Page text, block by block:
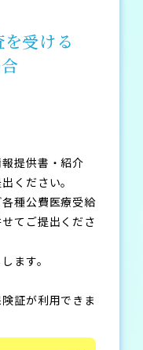
受ける
報提供書・紹介
ください。
種公費医療受給
てご提出くださ
ます。
証が利用できま